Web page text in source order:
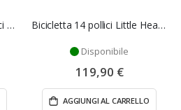
Bicicletta bambina 12 pollici Little Heart - Dino Bikes Bicicletta 14 pollici Little Heart bambina - Dino Bikes
Disponibile
119,90 €
AGGIUNGI AL CARRELLO